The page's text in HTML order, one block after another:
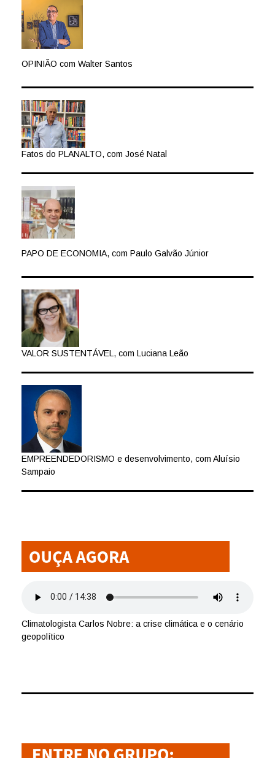
OPINIÃO com Walter Santos
Fatos do PLANALTO, com José Natal
PAPO DE ECONOMIA, com Paulo Galvão Júnior
VALOR SUSTENTÁVEL, com Luciana Leão
EMPREENDEDORISMO e desenvolvimento, com Aluísio
Sampaio
Climatologista Carlos Nobre: a crise climática e o cenário
geopolítico